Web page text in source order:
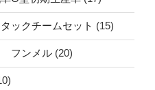
ックチームセット (15)
フンメル (20)